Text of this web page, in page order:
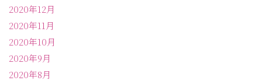
2020年12月
2020年11月
2020年10月
2020年9月
2020年8月